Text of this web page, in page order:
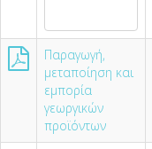
Παραγωγή,
μεταποίηση και
εμπορία
γεωργικών
προϊόντων